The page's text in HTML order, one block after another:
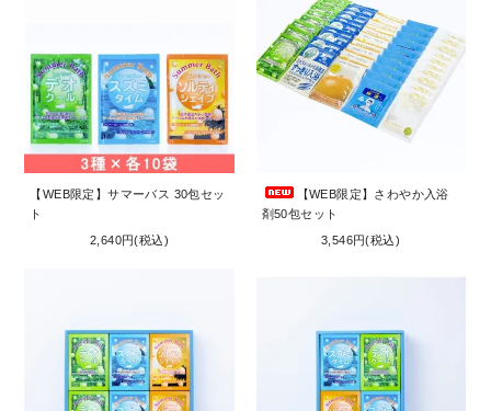
【WEB限定】サマーバス 30包セッ
ト
2,640円(税込)
【WEB限定】さわやか入浴
剤50包セット
3,546円(税込)